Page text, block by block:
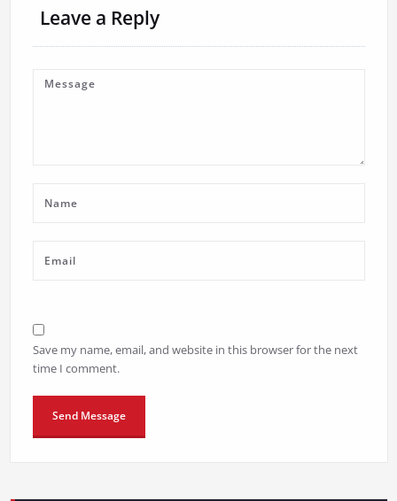
Leave a Reply
Save my name, email, and website in this browser for the next
time I comment.